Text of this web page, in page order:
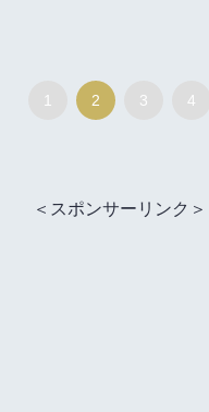
1 2 3 4
＜スポンサーリンク＞